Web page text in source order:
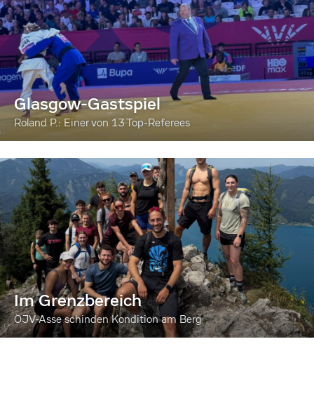
Glasgow-Gastspiel
Roland P.: Einer von 13 Top-Referees
Im Grenzbereich
ÖJV-Asse schinden Kondition am Berg